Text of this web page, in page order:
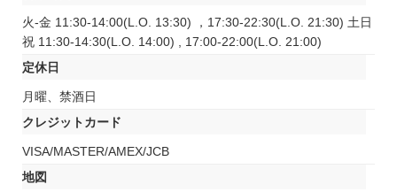
火-金 11:30-14:00(L.O. 13:30) ，17:30-22:30(L.O. 21:30) 土日
祝 11:30-14:30(L.O. 14:00) , 17:00-22:00(L.O. 21:00)
定休日
月曜、禁酒日
クレジットカード
VISA/MASTER/AMEX/JCB
地図